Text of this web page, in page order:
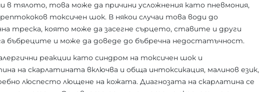
в тялото, това може да причини усложнения като пневмония,
токсичен шок. В някои случаи това води до
треска, която може да засегне сърцето, ставите и други
бъбреците и може да доведе до бъбречна недостатъчност.
реакции като синдром на токсичен шок и
на скарлатината включва и обща интоксикация, малинов език,
люспесто лющене на кожата. Диагнозата на скарлатина се